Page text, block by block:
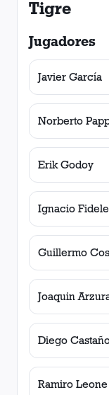
Tigre
Jugadores
Javier García
Norberto
Erik Godoy
Ignacio
Guillermo
Joaquin
Diego
Ramiro Leone